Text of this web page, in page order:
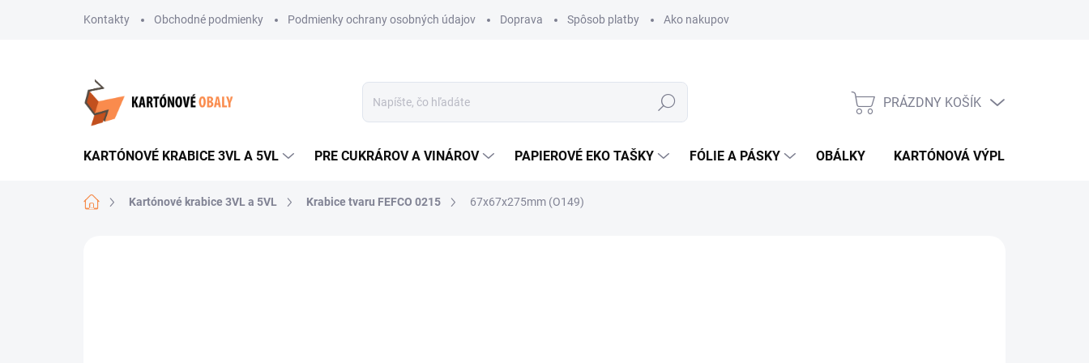
Kontakty Obchodné podmienky Podmienky ochrany osobných údajov Doprava Spôsob platby Ako nakupovať
Hľadať
NÁKUPNÝ
PRÁZDNY KOŠÍK
KARTÓNOVÉ KRABICE 3VL A 5VL PRE CUKRÁROV A VINÁROV PAPIEROVÉ EKO TAŠKY FÓLIE A PÁSKY OBÁLKY KARTÓNOVÁ VÝPLŇ
DomovKartónové krabice 3VL a 5VL Krabice tvaru FEFCO 0215 67x67x275mm (O149)